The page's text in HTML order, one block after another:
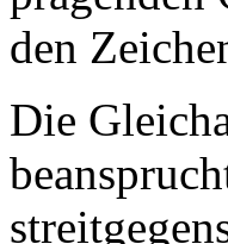
den
Die